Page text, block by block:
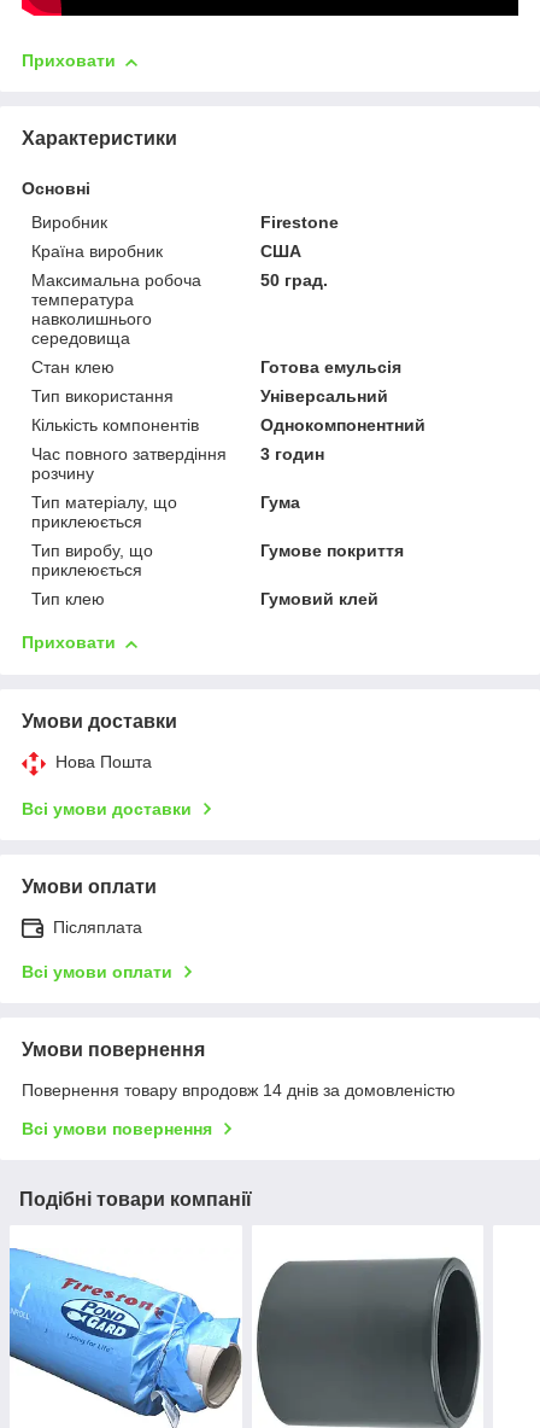
Приховати
Характеристики
Основні
Виробник
Firestone
Країна виробник
США
Максимальна робоча
температура
навколишнього
середовища
50 град.
Стан клею
Готова емульсія
Тип використання
Універсальний
Кількість компонентів
Однокомпонентний
Час повного затвердіння
розчину
3 годин
Тип матеріалу, що
приклеюється
Гума
Тип виробу, що
приклеюється
Гумове покриття
Тип клею Гумовий клей
Приховати
Умови доставки
Нова Пошта
Всі умови доставки
Умови оплати
Післяплата
Всі умови оплати
Умови повернення
Повернення товару впродовж 14 днів за домовленістю
Всі умови повернення
Подібні товари компанії